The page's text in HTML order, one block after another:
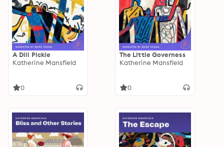
A Dill Pickle
Katherine Mansfield
0
The Little Governess
Katherine Mansfield
0